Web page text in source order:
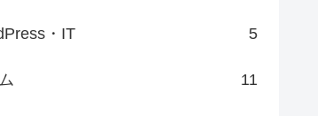
・IT 5
11